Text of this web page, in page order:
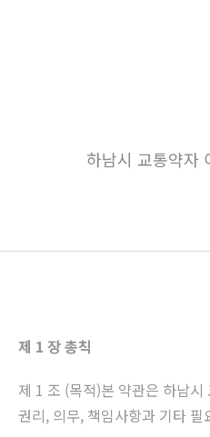
하남시 교통약자
제 1 장 총칙
제 1 조 (목적)본 약관은 하남
권리, 의무, 책임사항과 기타